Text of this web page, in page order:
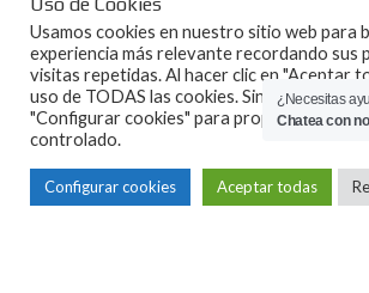
Usamos cookies en nuestro sitio web para
experiencia más relevante recordando sus
visitas repetidas. Al hacer clic en "Aceptar
uso de TODAS las cookies. Sin embargo,
"Configurar cookies" para proporcionar un
controlado.
Configurar cookies Aceptar todas
¿Necesitas
Chatea con